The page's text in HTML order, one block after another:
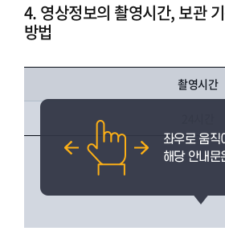
4. 영상정보의 촬영시간, 보관
방법
촬영시간